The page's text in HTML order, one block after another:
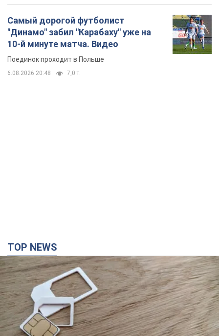
Самый дорогой футболист
"Динамо" забил "Карабаху" уже на
10-й минуте матча. Видео
Поединок проходит в Польше
6.08.2026 20:48 7,0 т.
TOP NEWS